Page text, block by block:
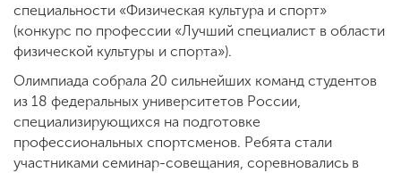
специальности «Физическая культура и спорт»
(конкурс по профессии «Лучший специалист в области
физической культуры и спорта»).
Олимпиада собрала 20 сильнейших команд студентов
из 18 федеральных университетов России,
специализирующихся на подготовке
профессиональных спортсменов. Ребята стали
участниками семинар-совещания, соревновались в